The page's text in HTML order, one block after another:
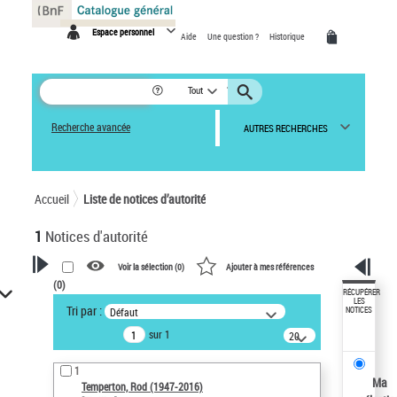
Espace personnel Aide Une question ? Historique
Tout
Recherche avancée AUTRES RECHERCHES
Accueil Liste de notices d’autorité
1 Notices d'autorité
VOTRE RECHERCHE
Recherche avancée dans les
notices d’autorité
Œuvres liées à l'auteur :
Temperton, Rod (1947-2016)
Voir la sélection (0) Ajouter à mes références
(0)
Tri par : Défaut
sur 1
20
résultats/page
1
Temperton, Rod (1947-2016)
RÉCUPÉRER
LES
NOTICES
Ma
Panneau de gestion des cookies